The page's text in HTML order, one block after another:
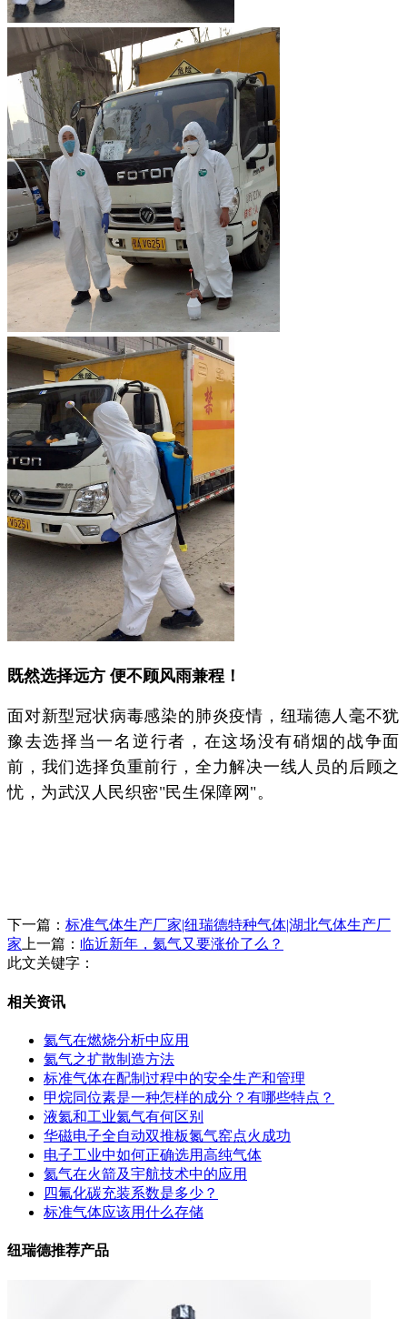
既然选择远方 便不顾风雨兼程！
面对新型冠状病毒感染的肺炎疫情，纽瑞德人毫不犹
豫去选择当一名逆行者，在这场没有硝烟的战争面
前，我们选择负重前行，全力解决一线人员的后顾之
忧，为武汉人民织密"民生保障网"。
下一篇： 标准气体生产厂家|纽瑞德特种气体|湖北气体生产厂
家 上一篇： 临近新年，氦气又要涨价了么？
此文关键字：
相关资讯
氦气在燃烧分析中应用
氦气之扩散制造方法
标准气体在配制过程中的安全生产和管理
甲烷同位素是一种怎样的成分？有哪些特点？
液氦和工业氦气有何区别
华磁电子全自动双推板氮气窑点火成功
电子工业中如何正确选用高纯气体
氦气在火箭及宇航技术中的应用
四氟化碳充装系数是多少？
标准气体应该用什么存储
纽瑞德推荐产品